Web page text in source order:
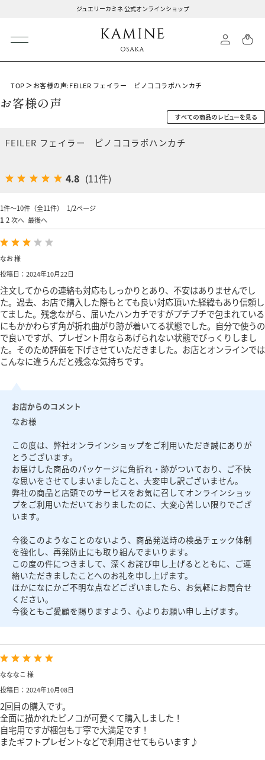
ジュエリーカミネ 公式オンラインショップ
TOP お客様の声:FEILER フェイラー ピノココラボハンカチ
お客様の声
FEILER フェイラー ピノココラボハンカチ
4.8 (11件)
1件～10件（全11件） 1/2ページ
1 2次へ 最後へ
なお 様
投稿日：2024年10月22日
注文してからの連絡も対応もしっかりとあり、不安はありませんでし
た。過去、お店で購入した際もとても良い対応頂いた経緯もあり信頼し
てました。残念ながら、届いたハンカチですがプチプチで包まれている
にもかかわらず角が折れ曲がり跡が着いてる状態でした。自分で使うの
で良いですが、プレゼント用ならあげられない状態でびっくりしまし
た。そのため評価を下げさせていただきました。お店とオンラインでは
こんなに違うんだと残念な気持ちです。
お店からのコメント
なお様
この度は、弊社オンラインショップをご利用いただき誠にありが
とうございます。
お届けした商品のパッケージに角折れ・跡がついており、ご不快
な思いをさせてしまいましたこと、大変申し訳ございません。
弊社の商品と店頭でのサービスをお気に召してオンラインショッ
プをご利用いただいておりましたのに、大変心苦しい限りでござ
います。
今後このようなことのないよう、商品発送時の検品チェック体制
を強化し、再発防止にも取り組んでまいります。
この度の件につきまして、深くお詫び申し上げるとともに、ご連
絡いただきましたことへのお礼を申し上げます。
ほかになにかご不明な点などございましたら、お気軽にお問合せ
ください。
今後ともご愛顧を賜りますよう、心よりお願い申し上げます。
なななこ 様
投稿日：2024年10月08日
2回目の購入です。
全面に描かれたピノコが可愛くて購入しました！
自宅用ですが梱包も丁寧で大満足です！
またギフトプレゼントなどで利用させてもらいます♪